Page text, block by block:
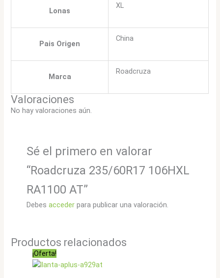
Lonas
XL
Pais Origen
China
Marca
Roadcruza
Valoraciones
No hay valoraciones aún.
Sé el primero en valorar
“Roadcruza 235/60R17 106HXL
RA1100 AT”
Debes accederpara publicar una valoración.
Productos relacionados
¡Oferta!